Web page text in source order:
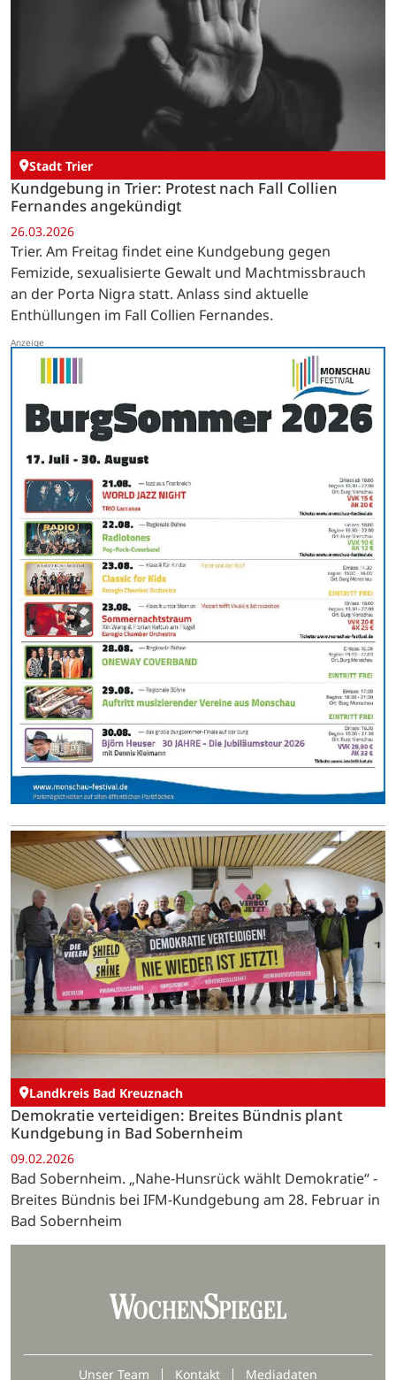
Stadt Trier
Kundgebung in Trier: Protest nach Fall Collien
Fernandes angekündigt
26.03.2026
Trier. Am Freitag findet eine Kundgebung gegen
Femizide, sexualisierte Gewalt und Machtmissbrauch
an der Porta Nigra statt. Anlass sind aktuelle
Enthüllungen im Fall Collien Fernandes.
Landkreis Bad Kreuznach
Demokratie verteidigen: Breites Bündnis plant
Kundgebung in Bad Sobernheim
09.02.2026
Bad Sobernheim. „Nahe-Hunsrück wählt Demokratie“ -
Breites Bündnis bei IFM-Kundgebung am 28. Februar in
Bad Sobernheim
Unser Team Kontakt Mediadaten